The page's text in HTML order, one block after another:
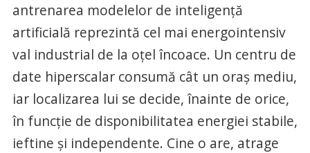
antrenarea modelelor de inteligență
artificială reprezintă cel mai energointensiv
val industrial de la oțel încoace. Un centru de
date hiperscalar consumă cât un oraș mediu,
iar localizarea lui se decide, înainte de orice,
în funcție de disponibilitatea energiei stabile,
ieftine și independente. Cine o are, atrage